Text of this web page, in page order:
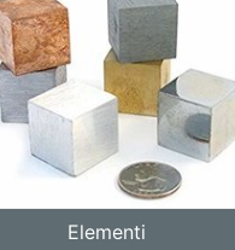
Elementi